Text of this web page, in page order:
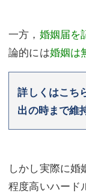
一方， 婚姻届を
論的には婚姻は
詳しくはこち
出の時まで維
しかし実際に婚
程度高いハード